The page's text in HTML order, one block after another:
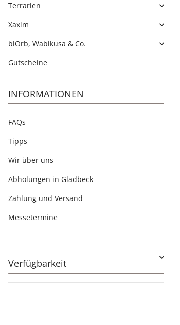
Terrarien
Xaxim
biOrb, Wabikusa & Co.
Gutscheine
INFORMATIONEN
FAQs
Tipps
Wir über uns
Abholungen in Gladbeck
Zahlung und Versand
Messetermine
Verfügbarkeit